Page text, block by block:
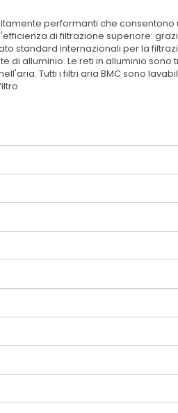
performanti che consentono
di filtrazione superiore:
standard internazionali per la
di alluminio. Le reti in alluminio sono
Tutti i filtri aria BMC sono